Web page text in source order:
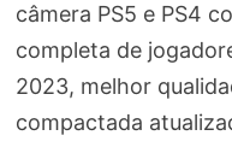
câmera PS5 e PS4
completa de
2023, melhor
compactada